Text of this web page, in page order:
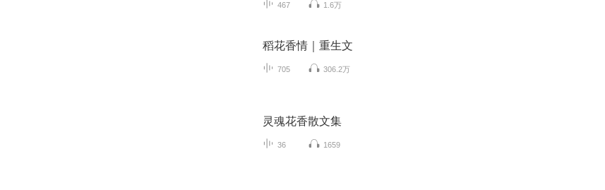
467 1.6万
稻花香情｜重生文
705 306.2万
灵魂花香散文集
36 1659